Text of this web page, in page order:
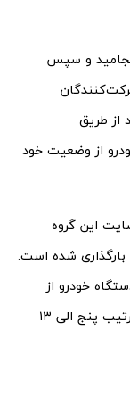
و سپس
از طریق
از وضعیت خود
این گروه
شده است.
تحویل تمامی ۱۰۰ هزار دستگاه خودرو از
تیرماه تا اسفندماه ۱۴۰۲ تعیین شده و بدین ترتیب پنج الی ۱۳